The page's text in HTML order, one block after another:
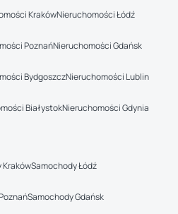
KrakówNieruchomości Łódź
PoznańNieruchomości Gdańsk
BydgoszczNieruchomości Lublin
BiałystokNieruchomości Gdynia
KrakówSamochody Łódź
Samochody Gdańsk